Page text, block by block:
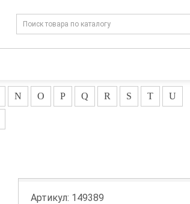
N O P Q R S T U
Артикул: 149389